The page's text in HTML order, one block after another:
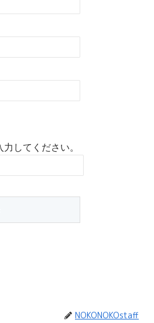
力してください。
NOKONOKOstaff